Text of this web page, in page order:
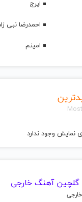
ایرج
احمدرضا نبی
امینم
نمایش وجود ندارد
آهنگ خارجی